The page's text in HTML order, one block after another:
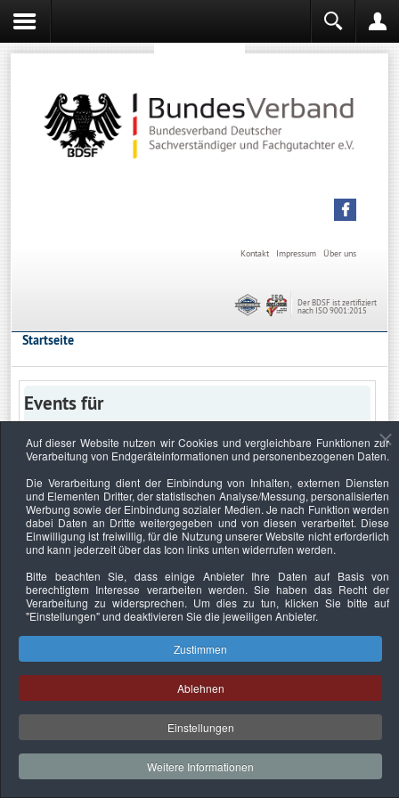
Über uns
Impressum
Kontakt
Der BDSF ist zertifiziert
nach ISO 9001:2015
Startseite
Events für
Keine Termine
Datenschutzerklärung Urheberrechtsnachweise Nachhaltigkeit
Copyright © 2026. Bundesverband Deutscher
Sachverständiger und Fachgutachter e.V..
Auf dieser Website nutzen wir Cookies und vergleichbare Funktionen zur
Verarbeitung von Endgeräteinformationen und personenbezogenen Daten.
Die Verarbeitung dient der Einbindung von Inhalten, externen Diensten
und Elementen Dritter, der statistischen Analyse/Messung, personalisierten
Werbung sowie der Einbindung sozialer Medien. Je nach Funktion werden
dabei Daten an Dritte weitergegeben und von diesen verarbeitet. Diese
Einwilligung ist freiwillig, für die Nutzung unserer Website nicht erforderlich
und kann jederzeit über das Icon links unten widerrufen werden.
Bitte beachten Sie, dass einige Anbieter Ihre Daten auf Basis von
berechtigtem Interesse verarbeiten werden. Sie haben das Recht der
Verarbeitung zu widersprechen. Um dies zu tun, klicken Sie bitte auf
"Einstellungen"und deaktivieren Sie die jeweiligen Anbieter.
Zustimmen
Ablehnen
Einstellungen
Weitere Informationen